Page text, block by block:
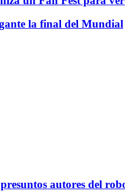
la final del Mundial
autores del